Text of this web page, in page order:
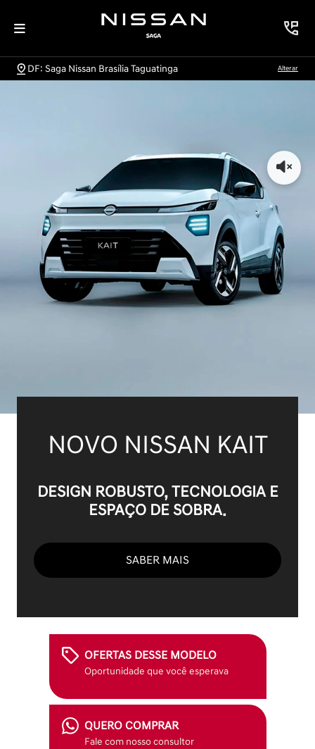
DF: Saga Nissan Brasília Taguatinga Alterar
NOVO NISSAN KAIT
DESIGN ROBUSTO, TECNOLOGIA E
ESPAÇO DE SOBRA.
SABER MAIS
OFERTAS DESSE MODELO
Oportunidade que você esperava
QUERO COMPRAR
Fale com nosso consultor